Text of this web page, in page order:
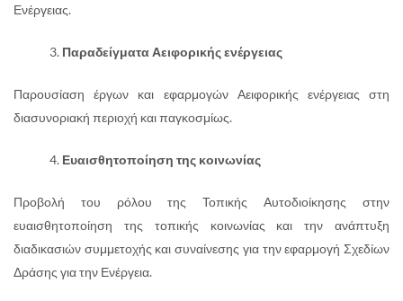
Ενέργειας.
Παραδείγματα Αειφορικής ενέργειας
Παρουσίαση έργων και εφαρμογών Αειφορικής ενέργειας στη
διασυνοριακή περιοχή και παγκοσμίως.
Ευαισθητοποίηση της κοινωνίας
Προβολή του ρόλου της Τοπικής Αυτοδιοίκησης στην
ευαισθητοποίηση της τοπικής κοινωνίας και την ανάπτυξη
διαδικασιών συμμετοχής και συναίνεσης για την εφαρμογή Σχεδίων
Δράσης για την Ενέργεια.